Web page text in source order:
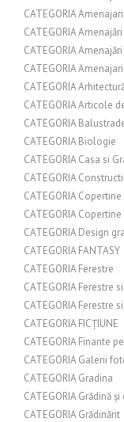
CATEGORIA
CATEGORIA
CATEGORIA
CATEGORIA
CATEGORIA
CATEGORIA Articole
CATEGORIA
CATEGORIA Biologie
CATEGORIA Casa si
CATEGORIA
CATEGORIA Copertine
CATEGORIA
CATEGORIA Design
CATEGORIA FANTASY
CATEGORIA Ferestre
CATEGORIA Ferestre
CATEGORIA Ferestre
CATEGORIA FICȚIUNE
CATEGORIA Finante
CATEGORIA Galerii
CATEGORIA Gradina
CATEGORIA Grădină
CATEGORIA Grădinărit